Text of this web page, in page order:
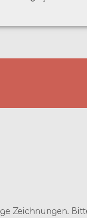
Zeichnungen.